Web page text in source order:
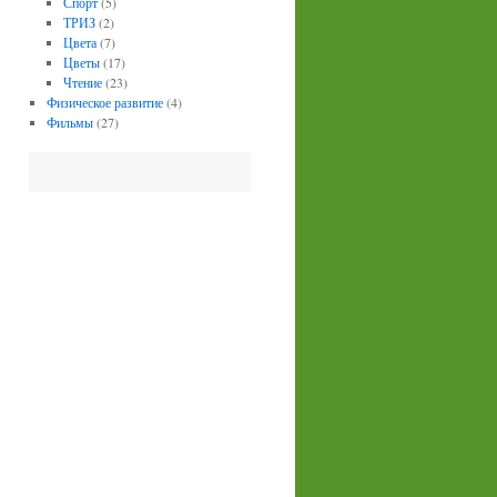
ТРИЗ(2)
Цвета(7)
Цветы(17)
Чтение(23)
Физическое развитие(4)
Фильмы(27)